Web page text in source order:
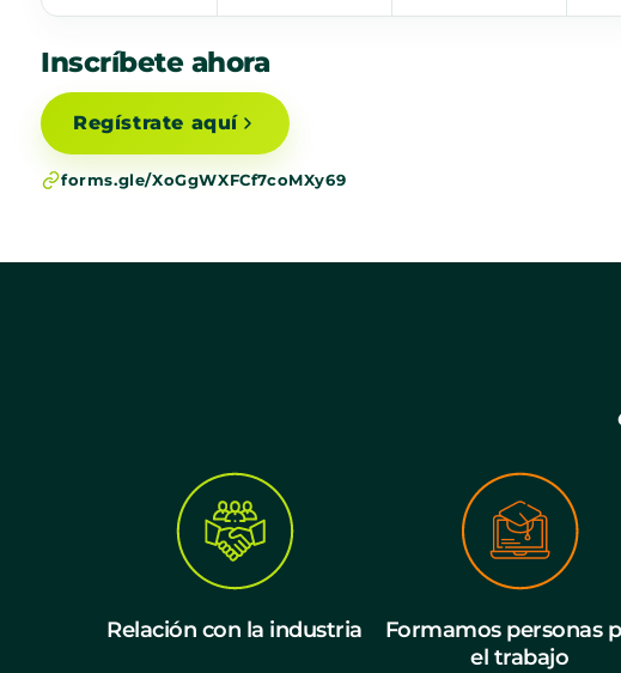
Inscríbete ahora
Regístrate aquí
forms.gle/XoGgWXFCf7coMXy69
Relación con la industria
Formamos personas
el trabajo